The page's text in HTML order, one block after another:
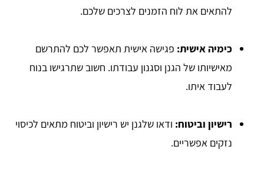
להתאים את לוח הזמנים לצרכים שלכם.
כימיה אישית: פגישה אישית תאפשר לכם להתרשם
מאישיותו של הגנן וסגנון עבודתו. חשוב שתרגישו בנוח
לעבוד איתו.
רישיון וביטוח: ודאו שלגנן יש רישיון וביטוח מתאים לכיסוי
נזקים אפשריים.